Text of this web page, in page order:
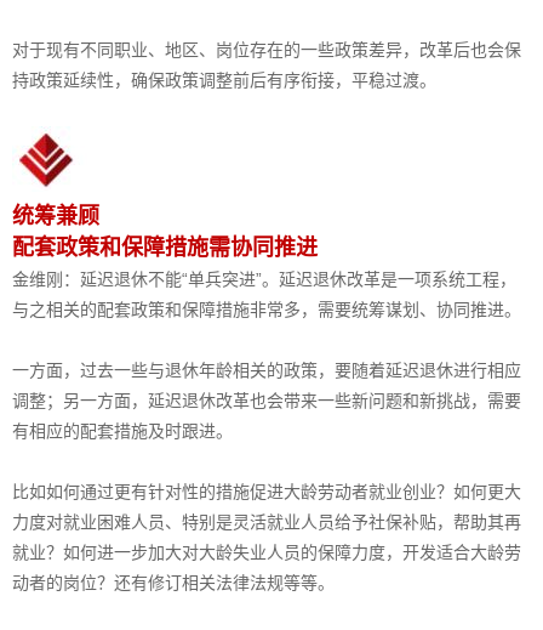
对于现有不同职业、地区、岗位存在的一些政策差异，改革后也会保
持政策延续性，确保政策调整前后有序衔接，平稳过渡。
统筹兼顾
配套政策和保障措施需协同推进
金维刚：延迟退休不能“单兵突进”。延迟退休改革是一项系统工程，
与之相关的配套政策和保障措施非常多，需要统筹谋划、协同推进。
一方面，过去一些与退休年龄相关的政策，要随着延迟退休进行相应
调整；另一方面，延迟退休改革也会带来一些新问题和新挑战，需要
有相应的配套措施及时跟进。
比如如何通过更有针对性的措施促进大龄劳动者就业创业？如何更大
力度对就业困难人员、特别是灵活就业人员给予社保补贴，帮助其再
就业？如何进一步加大对大龄失业人员的保障力度，开发适合大龄劳
动者的岗位？还有修订相关法律法规等等。